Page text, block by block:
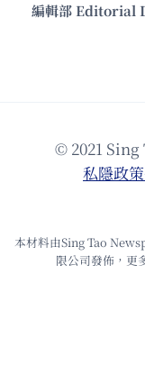
編輯部 Editorial
© 2021
私隱政
本材料由Sing Tao
限公司發佈，更